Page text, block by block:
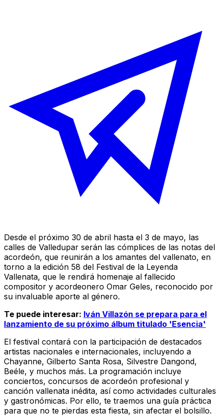
Desde el próximo 30 de abril hasta el 3 de mayo, las
calles de Valledupar serán las cómplices de las notas del
acordeón, que reunirán a los amantes del vallenato, en
torno a la edición 58 del Festival de la Leyenda
Vallenata, que le rendirá homenaje al fallecido
compositor y acordeonero Omar Geles, reconocido por
su invaluable aporte al género.
Te puede interesar: Iván Villazón se prepara para el
lanzamiento de su próximo álbum titulado 'Esencia'
El festival contará con la participación de destacados
artistas nacionales e internacionales, incluyendo a
Chayanne, Gilberto Santa Rosa, Silvestre Dangond,
Beéle, y muchos más. La programación incluye
conciertos, concursos de acordeón profesional y
canción vallenata inédita, así como actividades culturales
y gastronómicas. Por ello, te traemos una guía práctica
para que no te pierdas esta fiesta, sin afectar el bolsillo.